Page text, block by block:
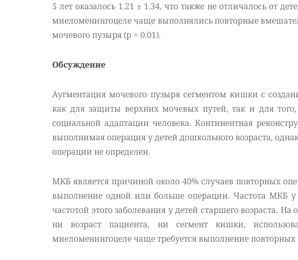
5 лет оказалось 1.21 ± 1.34, что также не отличалось от
миеломенингоцеле чаще выполнялись повторные
мочевого пузыря (p = 0.01).
Обсуждение
Аугментация мочевого пузыря сегментом кишки с
как для защиты верхних мочевых путей, так и для
социальной адаптации человека. Континентная
выполнимая операция у детей дошкольного возраста,
операции не определен.
МКБ является причиной около 40% случаев повторных
выполнение одной или больше операции. Частота МКБ у
частотой этого заболевания у детей старшего возраста.
ни возраст пациента, ни сегмент кишки,
миеломенингоцеле чаще требуется выполнение повторных